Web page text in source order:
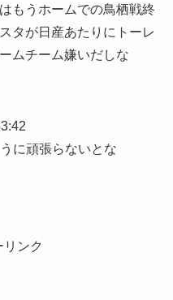
もうホームでの鳥栖戦終
タが日産あたりにトーレ
ムチーム嫌いだしな
に頑張らないとな
リンク